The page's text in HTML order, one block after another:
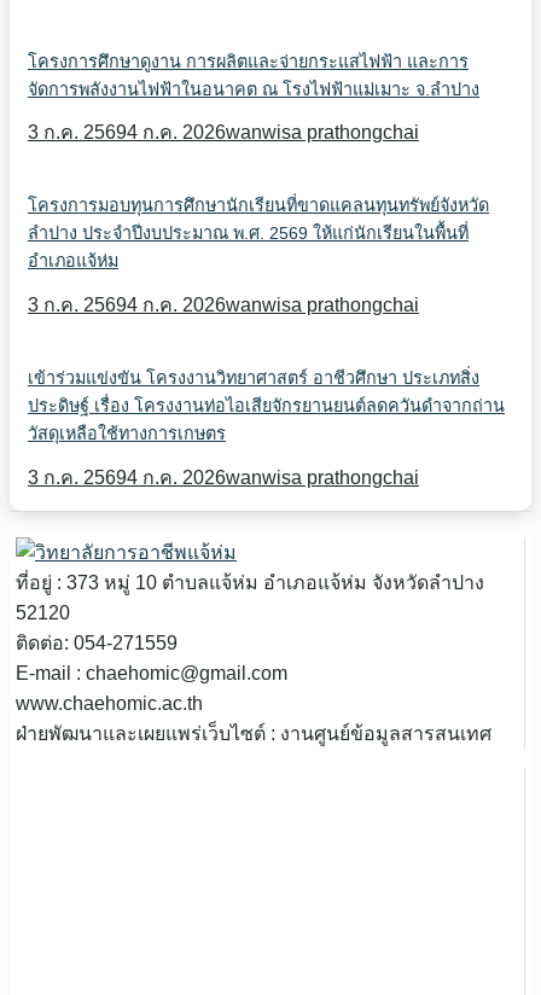
โครงการศึกษาดูงาน การผลิตและจ่ายกระแสไฟฟ้า และการ
จัดการพลังงานไฟฟ้าในอนาคต ณ โรงไฟฟ้าแม่เมาะ จ.ลำปาง
3 ก.ค. 25694 ก.ค. 2026wanwisa prathongchai
โครงการมอบทุนการศึกษานักเรียนที่ขาดแคลนทุนทรัพย์จังหวัด
ลำปาง ประจำปีงบประมาณ พ.ศ. 2569 ให้แก่นักเรียนในพื้นที่
อำเภอแจ้ห่ม
3 ก.ค. 25694 ก.ค. 2026wanwisa prathongchai
เข้าร่วมแข่งขัน โครงงานวิทยาศาสตร์ อาชีวศึกษา ประเภทสิ่ง
ประดิษฐ์ เรื่อง โครงงานท่อไอเสียจักรยานยนต์ลดควันดำจากถ่าน
วัสดุเหลือใช้ทางการเกษตร
3 ก.ค. 25694 ก.ค. 2026wanwisa prathongchai
ที่อยู่ : 373 หมู่ 10 ตำบลแจ้ห่ม อำเภอแจ้ห่ม จังหวัดลำปาง
52120
ติดต่อ: 054-271559
E-mail : chaehomic@gmail.com
www.chaehomic.ac.th
ฝ่ายพัฒนาและเผยแพร่เว็บไซต์ : งานศูนย์ข้อมูลสารสนเทศ